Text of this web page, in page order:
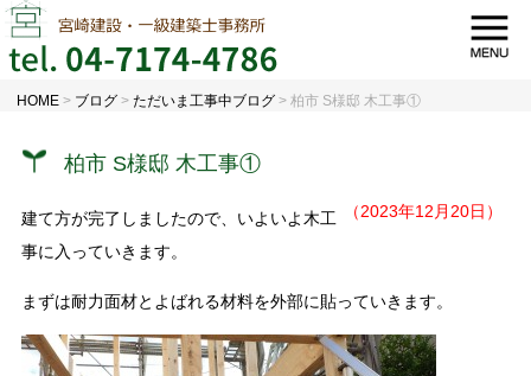
HOME > ブログ >ただいま工事中ブログ >柏市 S様邸 木工事①
柏市 S様邸 木工事①
（2023年12月20日）
建て方が完了しましたので、いよいよ木工
事に入っていきます。
まずは耐力面材とよばれる材料を外部に貼っていきます。